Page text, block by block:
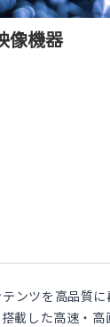
像機器
ンツを高品質
載した高速・